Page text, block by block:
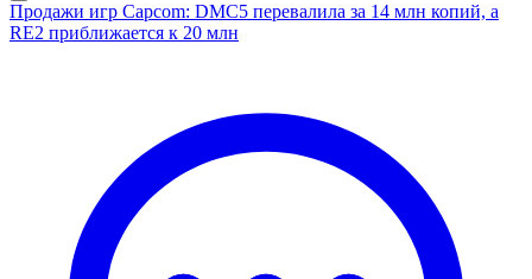
Продажи игр Capcom: DMC5 перевалила за 14 млн копий, а
RE2 приближается к 20 млн